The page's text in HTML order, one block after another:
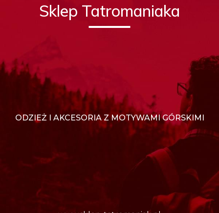
Sklep Tatromaniaka
ODZIEŻ I AKCESORIA Z MOTYWAMI GÓRSKIMI